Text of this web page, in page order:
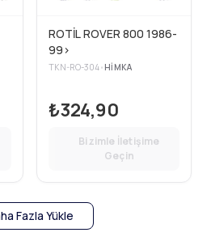
ROTİL ROVER 800 1986-
99>
TKN-RO-304• HIMKA
₺324,90
Bizimle İletişime
Geçin
Fazla Yükle